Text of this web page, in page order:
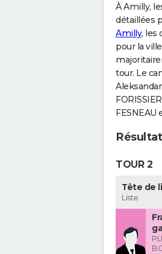
À Amilly,
détaillées
Amilly, les
pour la
tour. Le
FESNEAU
TOUR 2
Tête de
Liste